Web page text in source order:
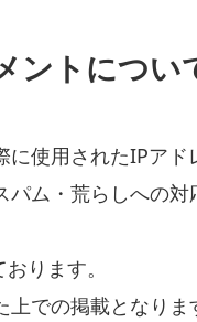
ントについ
使用されたIPアド
ム・荒らしへの
ります。
での掲載となりま